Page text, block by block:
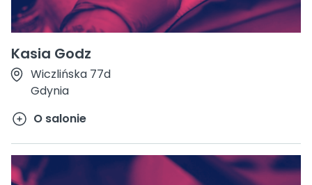
Kasia Godz
Wiczlińska 77d
Gdynia
O salonie